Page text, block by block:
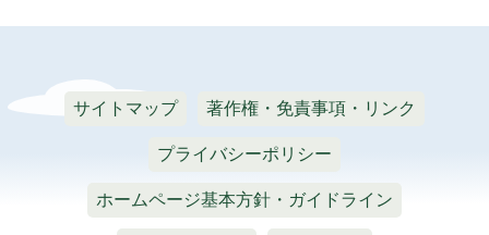
サイトマップ 著作権・免責事項・リンク
プライバシーポリシー
ホームページ基本方針・ガイドライン